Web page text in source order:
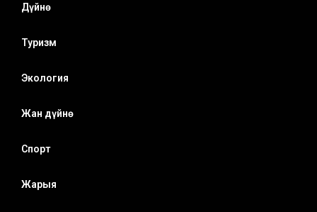
Дүйнө
Туризм
Экология
Жан дүйнө
Спорт
Жарыя